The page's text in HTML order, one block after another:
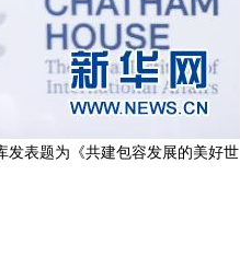
发表题为《共建包容发展的美好世